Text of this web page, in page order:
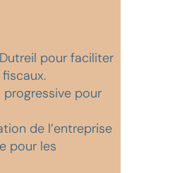
pour faciliter
pour
de l’entreprise
pour les